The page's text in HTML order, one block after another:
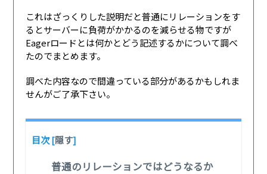
これはざっくりした説明だと普通にリレーションをす
るとサーバーに負荷がかかるのを減らせる物ですが
Eagerロードとは何かとどう記述するかについて調べ
たのでまとめます。
調べた内容なので間違っている部分があるかもしれま
せんがご了承下さい。
目次[隠す]
普通のリレーションではどうなるか